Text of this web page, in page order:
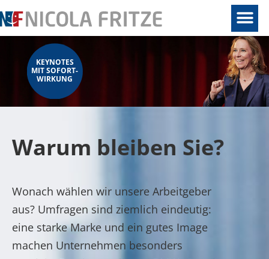
KEYNOTES
MIT SOFORT-
WIRKUNG
Warum bleiben Sie?
Wonach wählen wir unsere Arbeitgeber
aus? Umfragen sind ziemlich eindeutig:
eine starke Marke und ein gutes Image
machen Unternehmen besonders